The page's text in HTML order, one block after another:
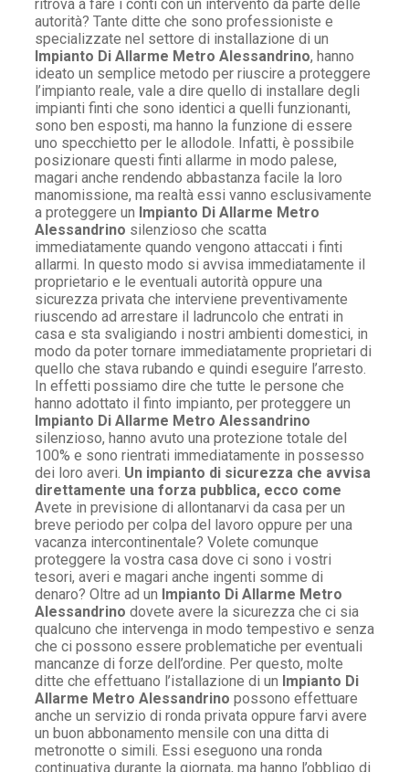
ritrova a fare i conti con un intervento da parte delle
autorità? Tante ditte che sono professioniste e
specializzate nel settore di installazione di un
Impianto Di Allarme Metro Alessandrino, hanno
ideato un semplice metodo per riuscire a proteggere
l’impianto reale, vale a dire quello di installare degli
impianti finti che sono identici a quelli funzionanti,
sono ben esposti, ma hanno la funzione di essere
uno specchietto per le allodole. Infatti, è possibile
posizionare questi finti allarme in modo palese,
magari anche rendendo abbastanza facile la loro
manomissione, ma realtà essi vanno esclusivamente
a proteggere un Impianto Di Allarme Metro
Alessandrino silenzioso che scatta
immediatamente quando vengono attaccati i finti
allarmi. In questo modo si avvisa immediatamente il
proprietario e le eventuali autorità oppure una
sicurezza privata che interviene preventivamente
riuscendo ad arrestare il ladruncolo che entrati in
casa e sta svaligiando i nostri ambienti domestici, in
modo da poter tornare immediatamente proprietari di
quello che stava rubando e quindi eseguire l’arresto.
In effetti possiamo dire che tutte le persone che
hanno adottato il finto impianto, per proteggere un
Impianto Di Allarme Metro Alessandrino
silenzioso, hanno avuto una protezione totale del
100% e sono rientrati immediatamente in possesso
dei loro averi. Un impianto di sicurezza che avvisa
direttamente una forza pubblica, ecco come
Avete in previsione di allontanarvi da casa per un
breve periodo per colpa del lavoro oppure per una
vacanza intercontinentale? Volete comunque
proteggere la vostra casa dove ci sono i vostri
tesori, averi e magari anche ingenti somme di
denaro? Oltre ad un Impianto Di Allarme Metro
Alessandrino dovete avere la sicurezza che ci sia
qualcuno che intervenga in modo tempestivo e senza
che ci possono essere problematiche per eventuali
mancanze di forze dell’ordine. Per questo, molte
ditte che effettuano l’istallazione di un Impianto Di
Allarme Metro Alessandrino possono effettuare
anche un servizio di ronda privata oppure farvi avere
un buon abbonamento mensile con una ditta di
metronotte o simili. Essi eseguono una ronda
continuativa durante la giornata, ma hanno l’obbligo di